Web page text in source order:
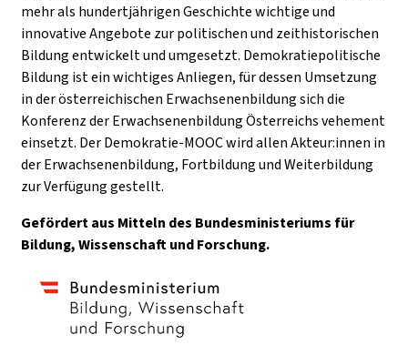
mehr als hundertjährigen Geschichte wichtige und
innovative Angebote zur politischen und zeithistorischen
Bildung entwickelt und umgesetzt. Demokratiepolitische
Bildung ist ein wichtiges Anliegen, für dessen Umsetzung
in der österreichischen Erwachsenenbildung sich die
Konferenz der Erwachsenenbildung Österreichs vehement
einsetzt. Der Demokratie-MOOC wird allen Akteur:innen in
der Erwachsenenbildung, Fortbildung und Weiterbildung
zur Verfügung gestellt.
Gefördert aus Mitteln des Bundesministeriums für
Bildung, Wissenschaft und Forschung.